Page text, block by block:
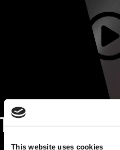
This website uses cookies